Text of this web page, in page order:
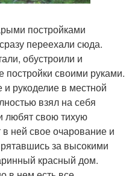
постройками
переехали сюда.
обустроили и
постройки своими руками.
рукоделие в местной
взял на себя
любят свою тихую
ней свое очарование и
за высокими
красный дом.